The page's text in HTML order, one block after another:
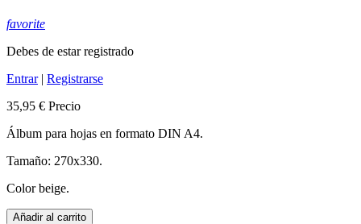
favorite
Debes de estar registrado
Entrar| Registrarse
35,95 € Precio
Álbum para hojas en formato DIN A4.
Tamaño: 270x330.
Color beige.
Añadir al carrito